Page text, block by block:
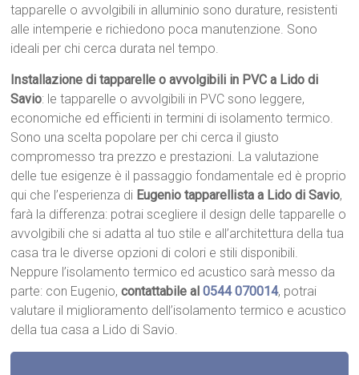
tapparelle o avvolgibili in alluminio sono durature, resistenti
alle intemperie e richiedono poca manutenzione. Sono
ideali per chi cerca durata nel tempo.
Installazione di tapparelle o avvolgibili in PVC a Lido di
Savio: le tapparelle o avvolgibili in PVC sono leggere,
economiche ed efficienti in termini di isolamento termico.
Sono una scelta popolare per chi cerca il giusto
compromesso tra prezzo e prestazioni. La valutazione
delle tue esigenze è il passaggio fondamentale ed è proprio
qui che l’esperienza di Eugenio tapparellista a Lido di Savio,
farà la differenza: potrai scegliere il design delle tapparelle o
avvolgibili che si adatta al tuo stile e all’architettura della tua
casa tra le diverse opzioni di colori e stili disponibili.
Neppure l’isolamento termico ed acustico sarà messo da
parte: con Eugenio,contattabile al0544 070014, potrai
valutare il miglioramento dell’isolamento termico e acustico
della tua casa a Lido di Savio.